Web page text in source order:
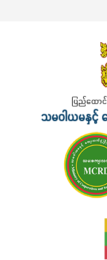
ပြည်ထော
သမဝါယမနှင့် က